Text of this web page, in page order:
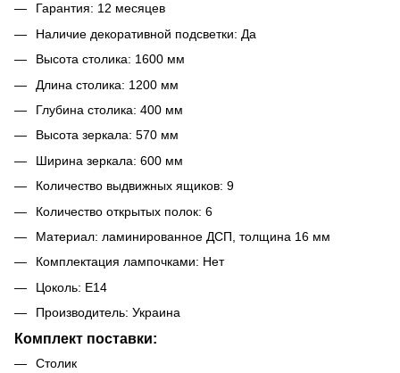
Гарантия: 12 месяцев
Наличие декоративной подсветки: Да
Высота столика: 1600 мм
Длина столика: 1200 мм
Глубина столика: 400 мм
Высота зеркала: 570 мм
Ширина зеркала: 600 мм
Количество выдвижных ящиков: 9
Количество открытых полок: 6
Материал: ламинированное ДСП, толщина 16 мм
Комплектация лампочками: Нет
Цоколь: E14
Производитель: Украина
Комплект поставки:
Столик